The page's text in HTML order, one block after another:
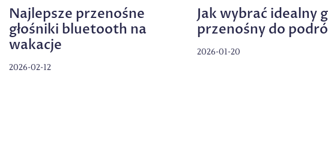
Najlepsze przenośne
głośniki bluetooth na
wakacje
2026-02-12
Jak wybrać idealny
przenośny do
2026-01-20